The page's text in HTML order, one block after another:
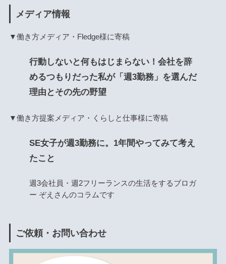
メディア情報
▼働き方メディア・Fledge様に寄稿
行動しないと何もはじまらない！会社を辞
めるつもりだった私が「週3勤務」を選んだ
理由とその先の野望
▼働き方提案メディア・くらしと仕事様に寄稿
SE女子が週3勤務に。1年間やってみて考え
たこと
週3会社員・週2フリーランスの生活をするブロガ
ー ぞえさんのコラムです
ご依頼・お問い合わせ